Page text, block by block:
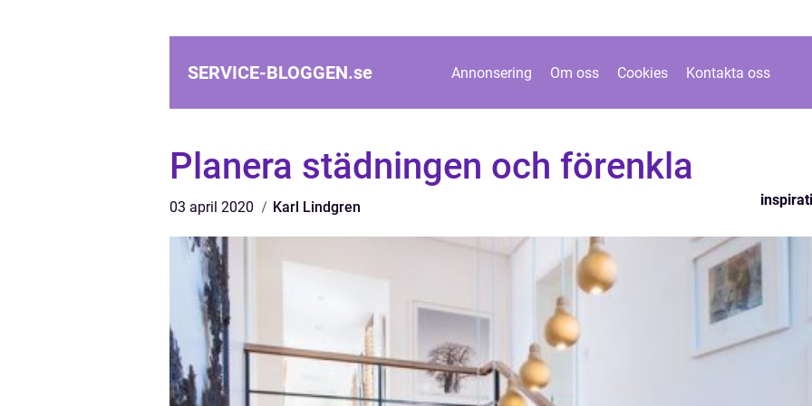
SERVICE-BLOGGEN.se Annonsering Om oss Cookies Kontakta oss
Planera städningen och förenkla
03 april 2020 Karl Lindgren